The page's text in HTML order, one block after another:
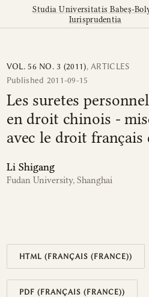
Les suretes
Studia Universitatis Babeș-
Iurisprudentia
VOL. 56 NO. 3 (2011),ARTICLES
Les suretes
en droit chinois -
avec le droit français
Published 2011-09-15
Li Shigang
Fudan University, Shanghai
HTML (FRANÇAIS (FRANCE))
PDF (FRANÇAIS (FRANCE))